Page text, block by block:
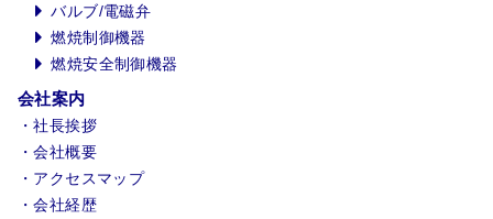
バルブ/電磁弁
燃焼制御機器
燃焼安全制御機器
会社案内
社長挨拶
会社概要
アクセスマップ
会社経歴